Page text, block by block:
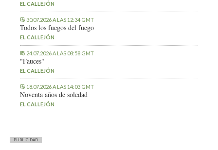
EL CALLEJÓN
30.07.2026 A LAS 12:34 GMT
Todos los fuegos del fuego
EL CALLEJÓN
24.07.2026 A LAS 08:58 GMT
"Fauces"
EL CALLEJÓN
18.07.2026 A LAS 14:03 GMT
Noventa años de soledad
EL CALLEJÓN
PUBLICIDAD